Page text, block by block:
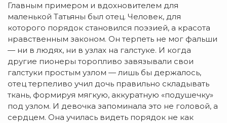
Главным примером и вдохновителем для
маленькой Татьяны был отец. Человек, для
которого порядок становился поэзией, а красота
нравственным законом. Он терпеть не мог фальши
— ни в людях, ни в узлах на галстуке. И когда
другие пионеры торопливо завязывали свои
галстуки простым узлом — лишь бы держалось,
отец терпеливо учил дочь правильно складывать
ткань, формируя мягкую, аккуратную «подушечку»
под узлом. И девочка запоминала это не головой, а
сердцем. Она училась видеть порядок не как